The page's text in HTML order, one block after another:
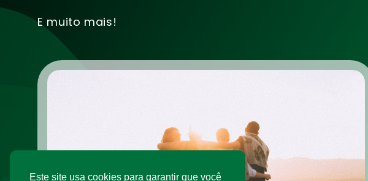
Este site usa cookies para garantir que você
E muito mais!